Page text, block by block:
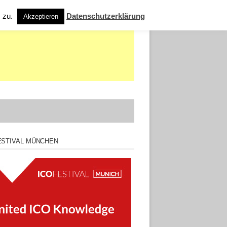
MÜNCHEN
zu. Akzeptieren Datenschutzerklärung